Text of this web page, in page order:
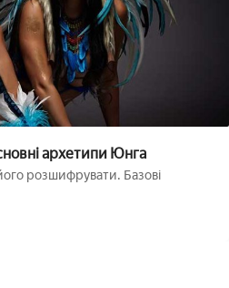
архетипи Юнга
розшифрувати. Базові